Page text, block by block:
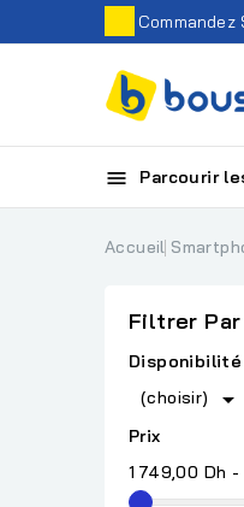
 Parcourir
Accueil
Filtrer Par
Disponibilité
(choisir)

Prix
1 749,00 Dh